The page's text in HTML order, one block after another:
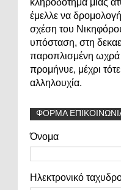
έμελλε να
σχέση του
υπόσταση, στη
παροπλισμένη ωχρά
προμήνυε, μέχρι
αλληλουχία.
ΦΟΡΜΑ
Όνομα
Ηλεκτρονικό